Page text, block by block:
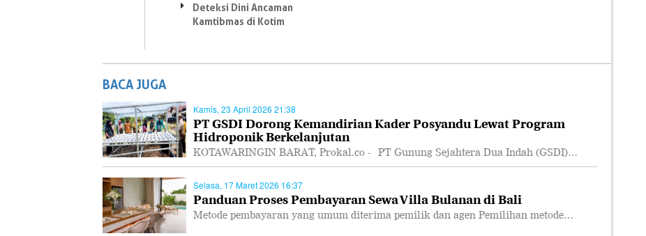
Deteksi Dini Ancaman
Kamtibmas di Kotim
BACA JUGA
Kamis, 23 April 2026 21:38
PT GSDI Dorong Kemandirian Kader Posyandu Lewat Program
Hidroponik Berkelanjutan
KOTAWARINGIN BARAT, Prokal.co - PT Gunung Sejahtera Dua Indah (GSDI)…
Selasa, 17 Maret 2026 16:37
Panduan Proses Pembayaran Sewa Villa Bulanan di Bali
Metode pembayaran yang umum diterima pemilik dan agen Pemilihan metode…